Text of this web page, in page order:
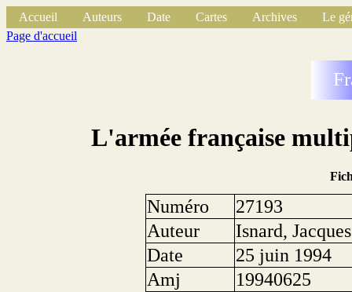
Accueil Auteurs Date Cartes Archives
Le
Page d'accueil
L'armée française
Numéro
27193
Auteur
Isnard, Jacques
Date
25 juin 1994
Amj
19940625